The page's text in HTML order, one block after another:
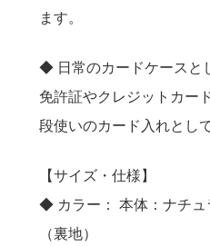
ます。
◆ 日常のカードケースと
免許証やクレジットカー
段使いのカード入れとし
【サイズ・仕様】
◆ カラー： 本体：ナチュ
（裏地）